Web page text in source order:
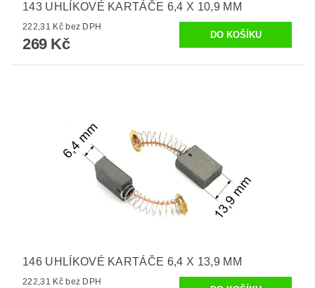
143 UHLÍKOVÉ KARTÁČE 6,4 X 10,9 MM
222,31 Kč bez DPH
269 Kč
146 UHLÍKOVÉ KARTÁČE 6,4 X 13,9 MM
222,31 Kč bez DPH